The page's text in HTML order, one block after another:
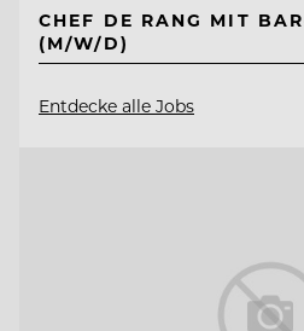
CHEF DE RANG MIT
(M/W/D)
Entdecke alle Jobs